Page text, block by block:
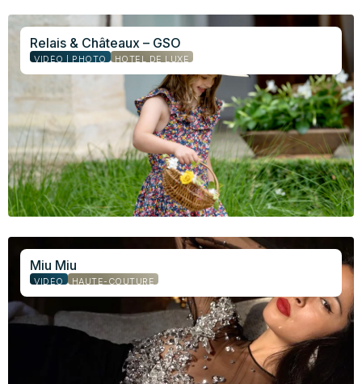
Relais & Châteaux – GSO
VIDÉO | PHOTO HÔTEL DE LUXE
Miu Miu
VIDÉO HAUTE-COUTURE